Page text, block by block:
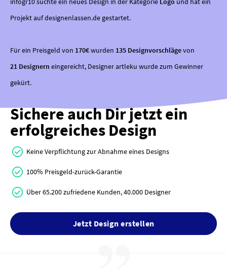
Projekt auf designenlassen.de gestartet.
Für ein Preisgeld von 170€wurden 135 Designvorschlägevon
21 Designern eingereicht, Designer artleku wurde zum Gewinner
gekürt.
Sichere auch Dir jetzt ein
erfolgreiches Design
Keine Verpflichtung zur Abnahme eines Designs
100% Preisgeld-zurück-Garantie
Über 65.200 zufriedene Kunden, 40.000 Designer
Jetzt Design erstellen